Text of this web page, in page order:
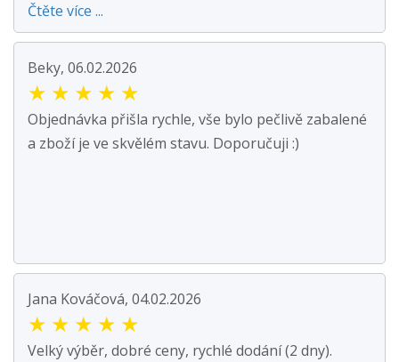
Čtěte více ...
Beky, 06.02.2026
★ ★ ★ ★ ★
Objednávka přišla rychle, vše bylo pečlivě zabalené
a zboží je ve skvělém stavu. Doporučuji :)
Jana Kováčová, 04.02.2026
★ ★ ★ ★ ★
Velký výběr, dobré ceny, rychlé dodání (2 dny).